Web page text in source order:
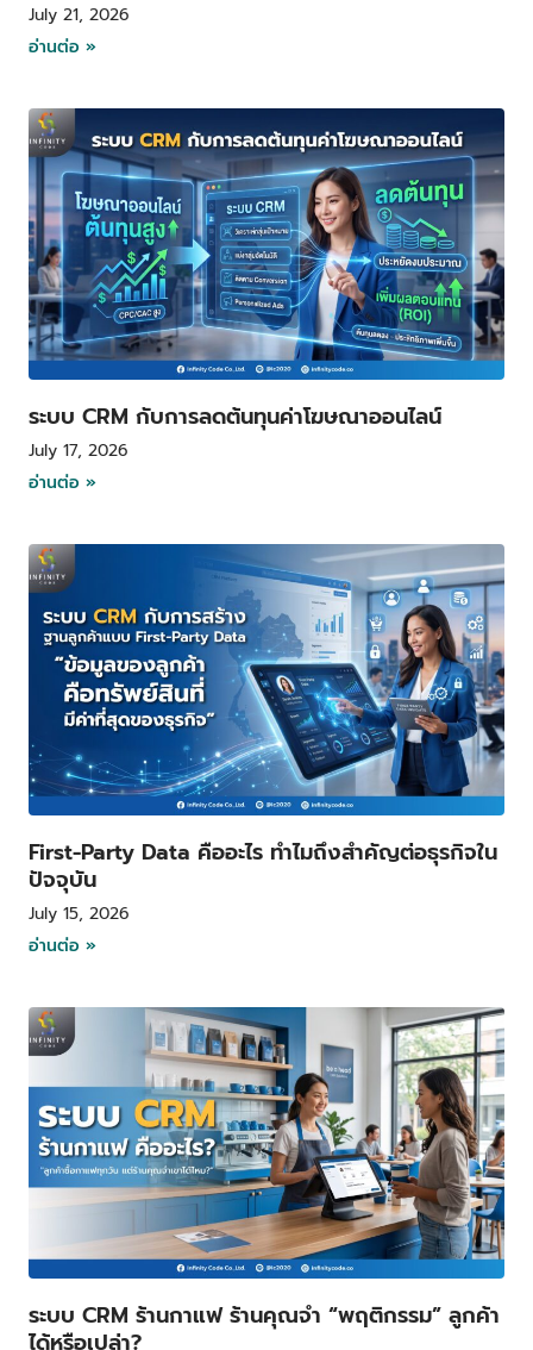
July 21, 2026
อ่านต่อ »
ระบบ CRM กับการลดต้นทุนค่าโฆษณาออนไลน์
July 17, 2026
อ่านต่อ »
First-Party Data คืออะไร ทำไมถึงสำคัญต่อธุรกิจใน
ปัจจุบัน
July 15, 2026
อ่านต่อ »
ระบบ CRM ร้านกาแฟ ร้านคุณจำ “พฤติกรรม” ลูกค้า